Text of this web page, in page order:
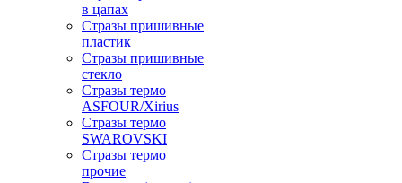
в цапах
Стразы пришивные
пластик
Стразы пришивные
стекло
Стразы термо
ASFOUR/Xirius
Стразы термо
SWAROVSKI
Стразы термо
прочие